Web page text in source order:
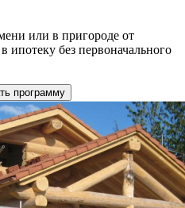
или в пригороде от
ипотеку без первоначального
программу